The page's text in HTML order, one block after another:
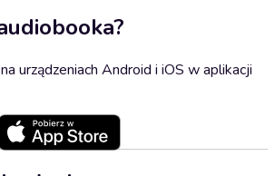
urządzeniach Android i iOS w aplikacji